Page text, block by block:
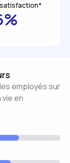
employés sur
en